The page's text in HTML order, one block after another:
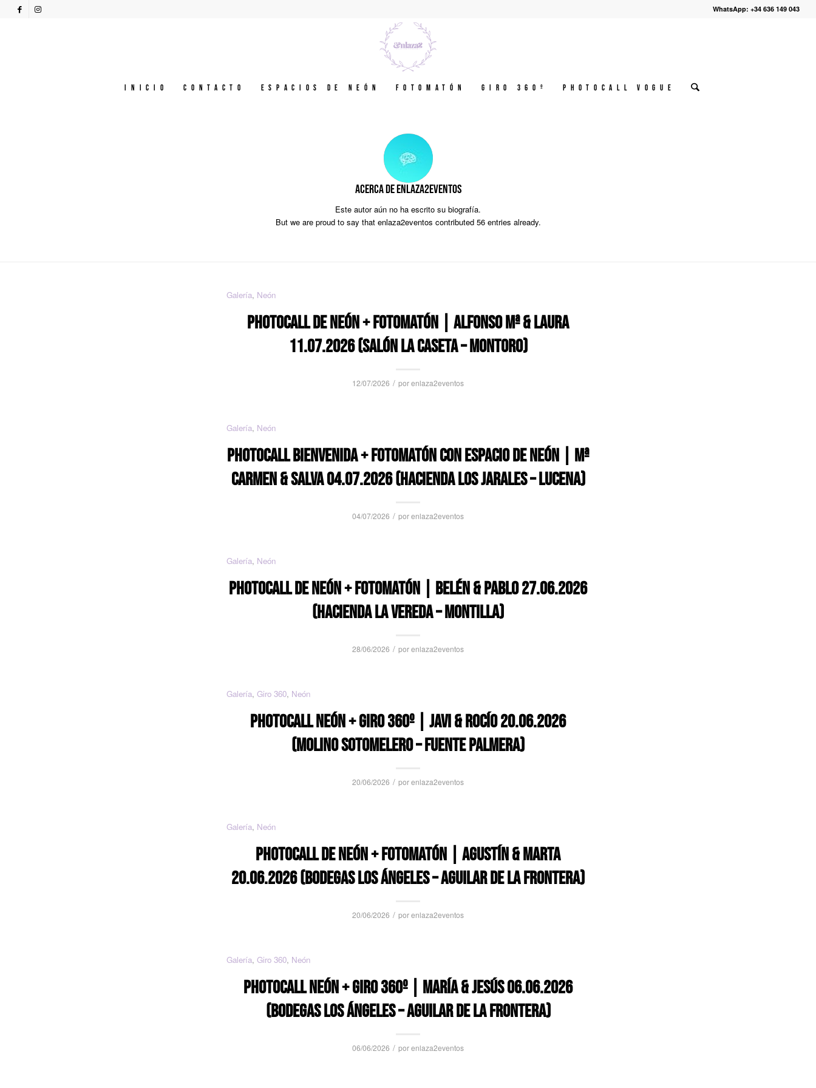
WhatsApp: +34 636 149 043
Inicio Contacto Espacios de neón Fotomatón GIRO 360º Photocall VOGUE
Acerca deenlaza2eventos
Este autor aún no ha escrito su biografía.
But we are proud to say that enlaza2eventos contributed 56 entries already.
Galería, Neón
PHOTOCALL DE NEÓN + FOTOMATÓN | ALFONSO Mª & LAURA
11.07.2026 (SALÓN LA CASETA – MONTORO)
12/07/2026 / porenlaza2eventos
Galería, Neón
PHOTOCALL BIENVENIDA + FOTOMATÓN CON ESPACIO DE NEÓN | Mª
CARMEN & SALVA 04.07.2026 (HACIENDA LOS JARALES – LUCENA)
04/07/2026 / porenlaza2eventos
Galería, Neón
PHOTOCALL DE NEÓN + FOTOMATÓN | BELÉN & PABLO 27.06.2026
(HACIENDA LA VEREDA – MONTILLA)
28/06/2026 / porenlaza2eventos
Galería, Giro 360, Neón
PHOTOCALL NEÓN + GIRO 360º | JAVI & ROCÍO 20.06.2026
(MOLINO SOTOMELERO – FUENTE PALMERA)
20/06/2026 / porenlaza2eventos
Galería, Neón
PHOTOCALL DE NEÓN + FOTOMATÓN | AGUSTÍN & MARTA
20.06.2026 (BODEGAS LOS ÁNGELES – AGUILAR DE LA FRONTERA)
20/06/2026 / porenlaza2eventos
Galería, Giro 360, Neón
PHOTOCALL NEÓN + GIRO 360º | MARÍA & JESÚS 06.06.2026
(BODEGAS LOS ÁNGELES – AGUILAR DE LA FRONTERA)
06/06/2026 / porenlaza2eventos